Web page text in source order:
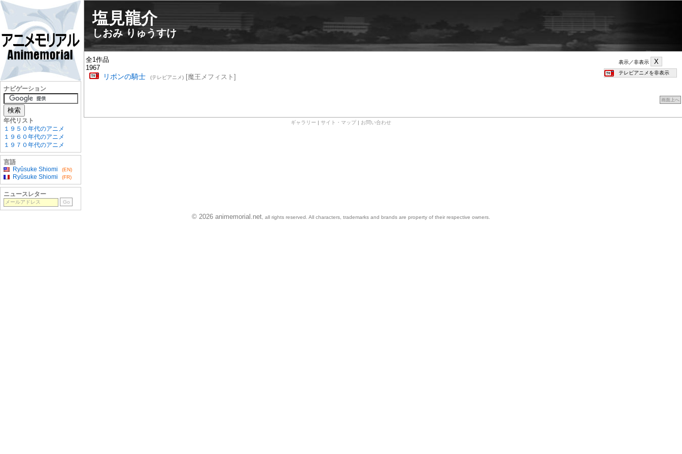
塩見龍介
しおみ りゅうすけ
表示／非表示
全1作品
1967
リボンの騎士 (テレビアニメ)[魔王メフィスト]
画面上へ
ギャラリー サイト・マップ お問い合わせ
ナビゲーション
年代リスト
１９５０年代のアニメ
１９６０年代のアニメ
１９７０年代のアニメ
言語
Ryûsuke Shiomi
(EN)
Ryûsuke Shiomi (FR)
ニュースレター
© 2026 animemorial.net , all rights reserved. All characters, trademarks and brands are property of their respective owners.